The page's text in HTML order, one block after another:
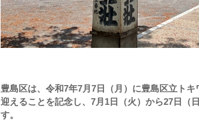
豊島区は、令和7年7月7日（月）に豊島区立ト
迎えることを記念し、7月1日（火）から27日（
す。